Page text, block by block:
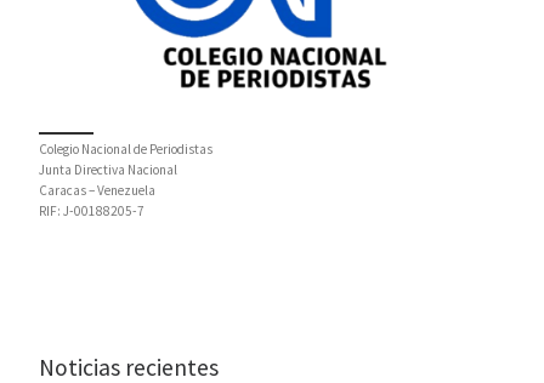
Colegio Nacional de Periodistas
Junta Directiva Nacional
Caracas – Venezuela
RIF: J-00188205-7
Noticias recientes